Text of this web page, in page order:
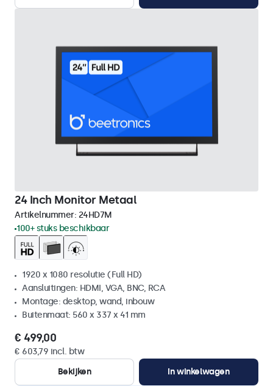
24 Inch Monitor Metaal
Artikelnummer: 24HD7M
100+ stuks beschikbaar
1920 x 1080 resolutie (Full HD)
Aansluitingen: HDMI, VGA, BNC, RCA
Montage: desktop, wand, inbouw
Buitenmaat: 560 x 337 x 41 mm
€ 499,00
€ 603,79 incl. btw
Bekijken
In winkelwagen